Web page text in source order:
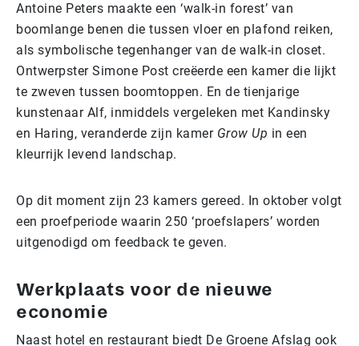
Antoine Peters maakte een ‘walk-in forest’ van
boomlange benen die tussen vloer en plafond reiken,
als symbolische tegenhanger van de walk-in closet.
Ontwerpster Simone Post creëerde een kamer die lijkt
te zweven tussen boomtoppen. En de tienjarige
kunstenaar Alf, inmiddels vergeleken met Kandinsky
en Haring, veranderde zijn kamer Grow Up in een
kleurrijk levend landschap.
Op dit moment zijn 23 kamers gereed. In oktober volgt
een proefperiode waarin 250 ‘proefslapers’ worden
uitgenodigd om feedback te geven.
Werkplaats voor de nieuwe
economie
Naast hotel en restaurant biedt De Groene Afslag ook